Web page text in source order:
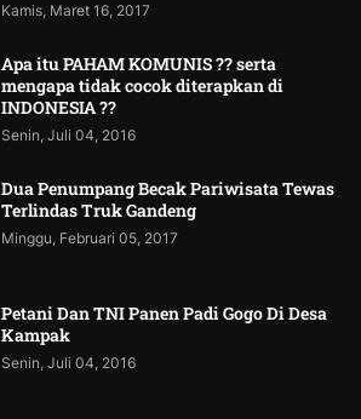
Kamis, Maret 16, 2017
Apa itu PAHAM KOMUNIS ?? serta
mengapa tidak cocok diterapkan di
INDONESIA ??
Senin, Juli 04, 2016
Dua Penumpang Becak Pariwisata Tewas
Terlindas Truk Gandeng
Minggu, Februari 05, 2017
Petani Dan TNI Panen Padi Gogo Di Desa
Kampak
Senin, Juli 04, 2016